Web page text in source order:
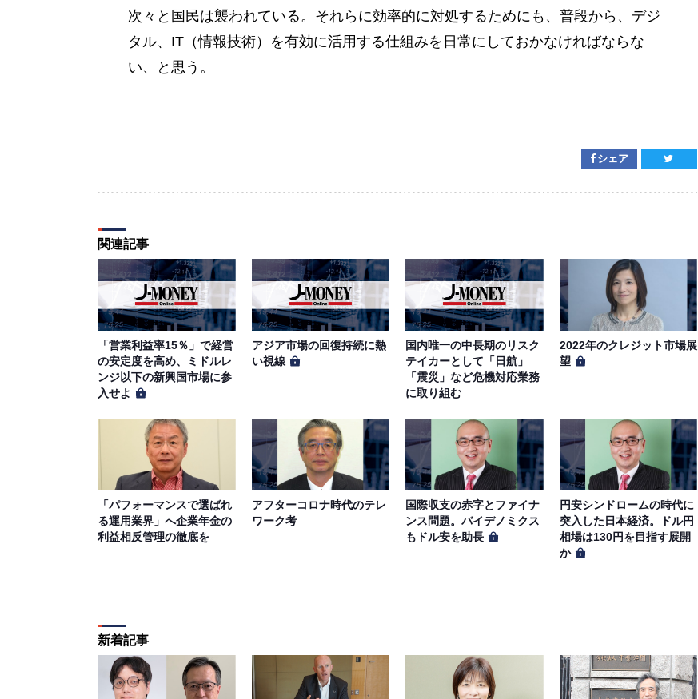
次々と国民は襲われている。それらに効率的に対処するためにも、普段から、デジ
タル、IT（情報技術）を有効に活用する仕組みを日常にしておかなければならな
い、と思う。
シェア
関連記事
「営業利益率15％」で経営
の安定度を高め、ミドルレ
ンジ以下の新興国市場に参
入せよ
アジア市場の回復持続に熱
い視線
国内唯一の中長期のリスク
テイカーとして「日航」
「震災」など危機対応業務
に取り組む
2022年のクレジット市場展
望
「パフォーマンスで選ばれ
る運用業界」へ企業年金の
利益相反管理の徹底を
アフターコロナ時代のテレ
ワーク考
国際収支の赤字とファイナ
ンス問題。バイデノミクス
もドル安を助長
円安シンドロームの時代に
突入した日本経済。ドル円
相場は130円を目指す展開
か
新着記事